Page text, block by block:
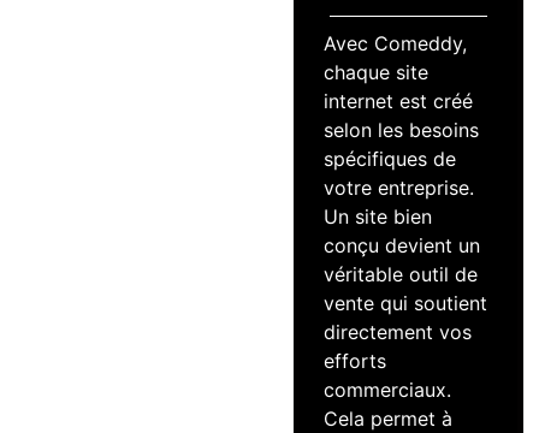
Avec Comeddy,
chaque site
internet est créé
selon les besoins
spécifiques de
votre entreprise.
Un site bien
conçu devient un
véritable outil de
vente qui soutient
directement vos
efforts
commerciaux.
Cela permet à